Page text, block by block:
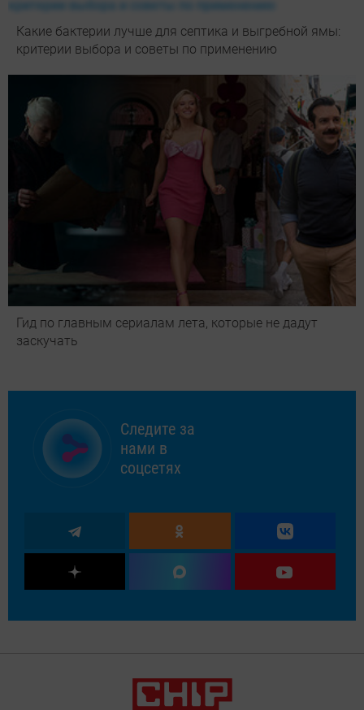
Какие бактерии лучше для септика и выгребной ямы:
критерии выбора и советы по применению
Гид по главным сериалам лета, которые не дадут
заскучать
Следите за
нами в
соцсетях